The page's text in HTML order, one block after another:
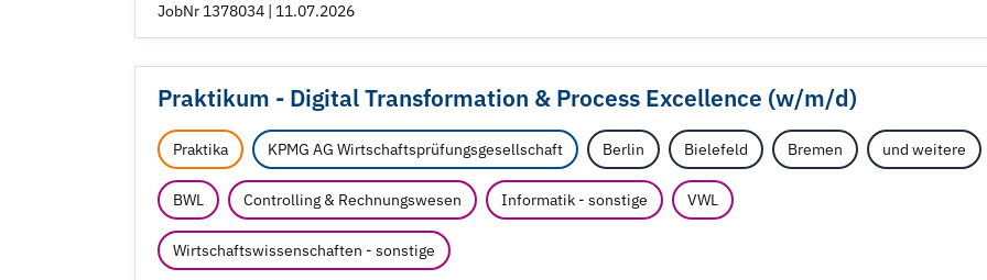
JobNr 1378034 | 11.07.2026
Praktikum - Digital Transformation & Process Excellence (w/m/d)
Praktika KPMG AG Wirtschaftsprüfungsgesellschaft Berlin Bielefeld Bremen und weitere
BWL Controlling & Rechnungswesen Informatik - sonstige VWL
Wirtschaftswissenschaften - sonstige